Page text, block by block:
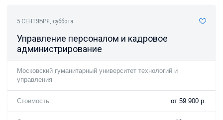
5 СЕНТЯБРЯ, суббота
Управление персоналом и кадровое
администрирование
Московский гуманитарный университет технологий и
управления
Стоимость: от 59 900 р.